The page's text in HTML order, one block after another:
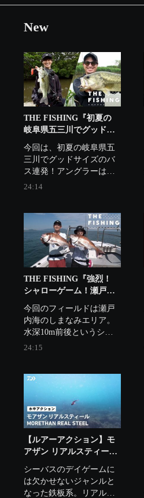
New
THE FISHING『初夏の
岐阜県五三川でグッドサ
イズのバス連発！』
今回は、初夏の岐阜県五
三川でグッドサイズのバ
ス連発！アングラーは梅
田京介と中川雅偉。
24:14
THE FISHING『強烈！
シャローゲーム！瀬戸内
今回のフィールドは瀬戸
内海のしまなみエリア。
水深10m前後というシャ
ローエリアでタイを狙う
畑口将大と竹内麻純。
24:15
【ルアーアクション】モ
アザン リアルスティール
定番のハイアピールメタ
ルバイブ。
シーバスのデイゲームに
は欠かせないジャンルと
なった鉄板系。リアルス